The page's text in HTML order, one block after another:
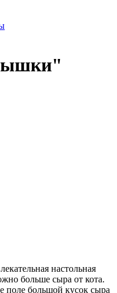
настольная
больше сыра от кота.
поле большой кусок сыра